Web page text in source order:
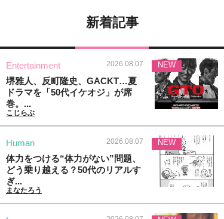
新着記事
Entertainment 2026.08.07
堺雅人、反町隆史、GACKT…夏
ドラマを「50代イケオジ」が席
巻。...
こじらぶ
NEW
Human 2026.08.07
体力をつける“体力がない”問題、
どう乗り越える？50代のリアルす
ぎ...
まなたろう
NEW